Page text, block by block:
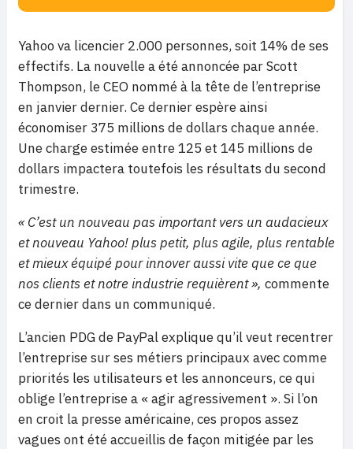
Yahoo va licencier 2.000 personnes, soit 14% de ses
effectifs. La nouvelle a été annoncée par Scott
Thompson, le CEO nommé à la tête de l’entreprise
en janvier dernier. Ce dernier espère ainsi
économiser 375 millions de dollars chaque année.
Une charge estimée entre 125 et 145 millions de
dollars impactera toutefois les résultats du second
trimestre.
« C’est un nouveau pas important vers un audacieux
et nouveau Yahoo! plus petit, plus agile, plus rentable
et mieux équipé pour innover aussi vite que ce que
nos clients et notre industrie requièrent », commente
ce dernier dans un communiqué.
L’ancien PDG de PayPal explique qu’il veut recentrer
l’entreprise sur ses métiers principaux avec comme
priorités les utilisateurs et les annonceurs, ce qui
oblige l’entreprise a « agir agressivement ». Si l’on
en croit la presse américaine, ces propos assez
vagues ont été accueillis de façon mitigée par les